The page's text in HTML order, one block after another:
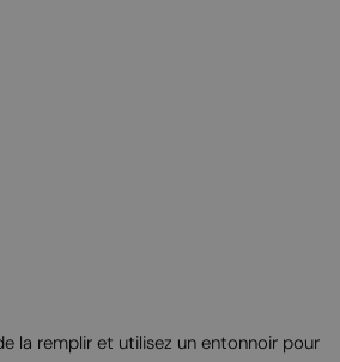
la remplir et utilisez un entonnoir pour